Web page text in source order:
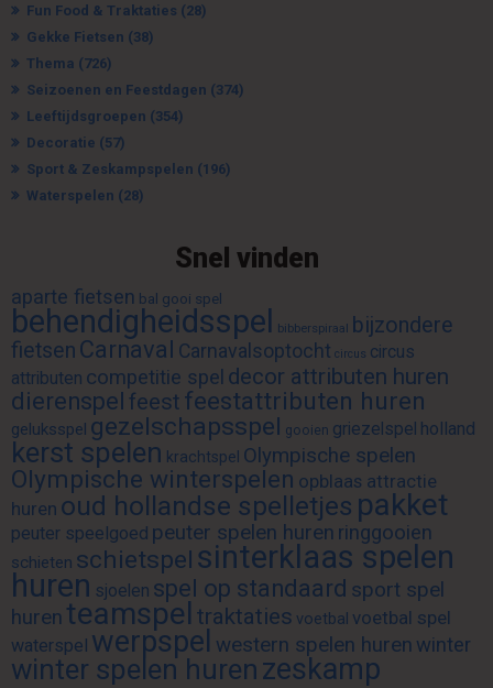
Fun Food & Traktaties (28)
Gekke Fietsen (38)
Thema (726)
Seizoenen en Feestdagen (374)
Leeftijdsgroepen (354)
Decoratie (57)
Sport & Zeskampspelen (196)
Waterspelen (28)
Snel vinden
aparte fietsen bal gooi spel
behendigheidsspel bibberspiraal bijzondere
fietsen Carnaval Carnavalsoptocht circus circus
attributen competitie spel decor attributen huren
dierenspel feest feestattributen huren
geluksspel gezelschapsspel gooien griezelspel holland
kerst spelen krachtspel Olympische spelen
Olympische winterspelen opblaas attractie
huren oud hollandse spelletjes pakket
peuter speelgoed peuter spelen huren ringgooien
schieten schietspel sinterklaas spelen
huren sjoelen spel op standaard sport spel
huren teamspel traktaties voetbal voetbal spel
waterspel werpspel western spelen huren winter
winter spelen huren zeskamp